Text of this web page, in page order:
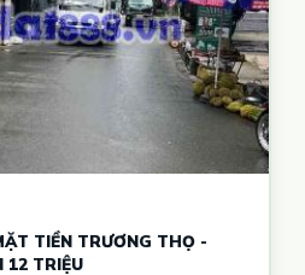
TIỀN TRƯƠNG THỌ -
12 TRIỆU